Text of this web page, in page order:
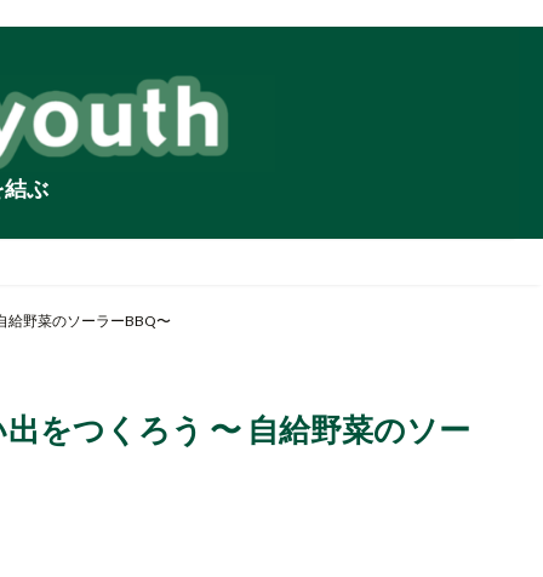
ぶ
給野菜のソーラーBBQ〜
をつくろう 〜 自給野菜のソー